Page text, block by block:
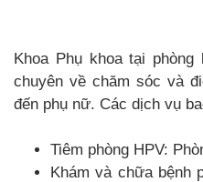
Khoa Phụ khoa tại
chuyên về chăm sóc và
đến phụ nữ. Các dịch vụ
Tiêm phòng HPV:
Khám và chữa bệnh